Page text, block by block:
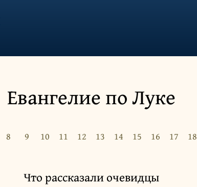
Евангелие по Луке
8 9 10 11 12 13 14 15 16 17 18
Что рассказали очевидцы